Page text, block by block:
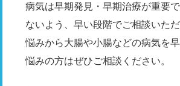
病気は早期発見・早期治療が重要
ないよう、早い段階でご相談いた
悩みから大腸や小腸などの病気を
悩みの方はぜひご相談ください。